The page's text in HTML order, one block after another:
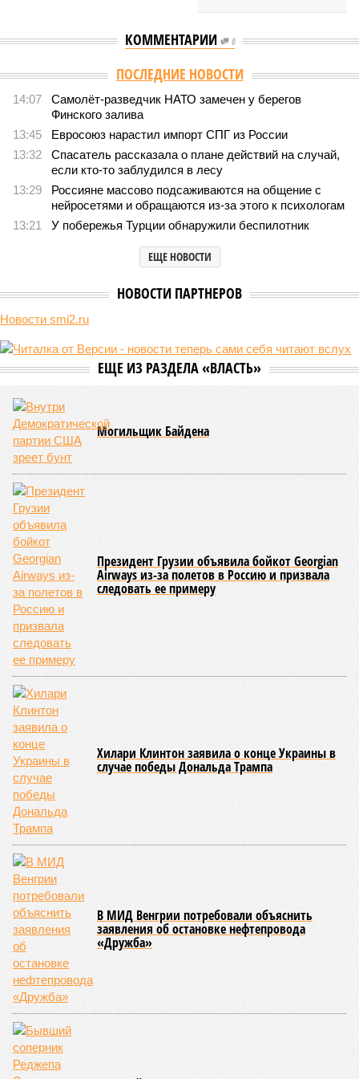
КОММЕНТАРИИ 0
ПОСЛЕДНИЕ НОВОСТИ
14:07
Самолёт-разведчик НАТО замечен у берегов
Финского залива
13:45
Евросоюз нарастил импорт СПГ из России
13:32
Спасатель рассказала о плане действий на случай,
если кто-то заблудился в лесу
13:29
Россияне массово подсаживаются на общение с
нейросетями и обращаются из-за этого к психологам
13:21
У побережья Турции обнаружили беспилотник
ЕЩЕ НОВОСТИ
НОВОСТИ ПАРТНЕРОВ
Новости smi2.ru
ЕЩЕ ИЗ РАЗДЕЛА «ВЛАСТЬ»
Могильщик Байдена
Президент Грузии объявила бойкот Georgian
Airways из-за полетов в Россию и призвала
следовать ее примеру
Хилари Клинтон заявила о конце Украины в
случае победы Дональда Трампа
В МИД Венгрии потребовали объяснить
заявления об остановке нефтепровода
«Дружба»